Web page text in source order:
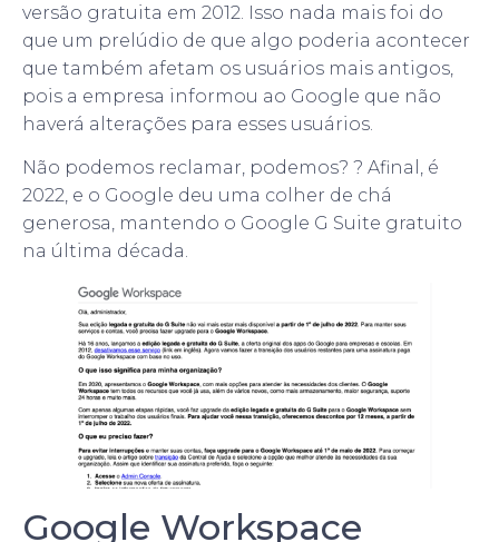
versão gratuita em 2012. Isso nada mais foi do
que um prelúdio de que algo poderia acontecer
que também afetam os usuários mais antigos,
pois a empresa informou ao Google que não
haverá alterações para esses usuários.
Não podemos reclamar, podemos? ? Afinal, é
2022, e o Google deu uma colher de chá
generosa, mantendo o Google G Suite gratuito
na última década.
Google Workspace